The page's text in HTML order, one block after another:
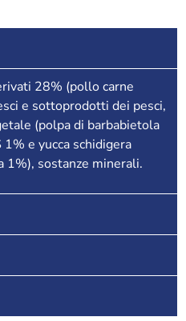
28% (pollo carne
e sottoprodotti dei pesci,
(polpa di barbabietola
e yucca schidigera
sostanze minerali.